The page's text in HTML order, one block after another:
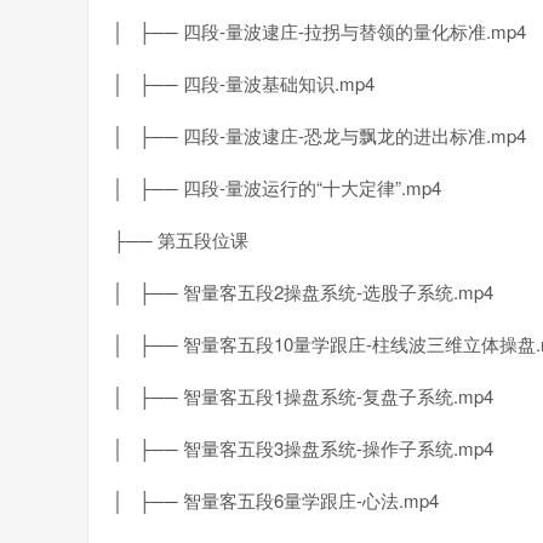
│ ├── 四段-量波逮庄-拉拐与替领的量化标准.mp4
│ ├── 四段-量波基础知识.mp4
│ ├── 四段-量波逮庄-恐龙与飘龙的进出标准.mp4
│ ├── 四段-量波运行的“十大定律”.mp4
├── 第五段位课
│ ├── 智量客五段2操盘系统-选股子系统.mp4
│ ├── 智量客五段10量学跟庄-柱线波三维立体操盘
│ ├── 智量客五段1操盘系统-复盘子系统.mp4
│ ├── 智量客五段3操盘系统-操作子系统.mp4
│ ├── 智量客五段6量学跟庄-心法.mp4